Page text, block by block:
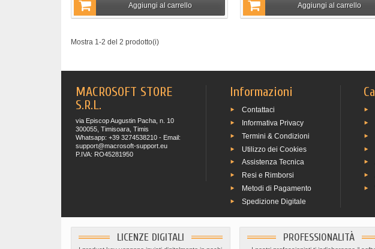
Aggiungi al carrello Aggiungi al carrello
Mostra 1-2 del 2 prodotto(i)
MACROSOFT STORE
S.R.L.
via Episcop Augustin Pacha, n. 10
300055, Timisoara, Timis
Whatsapp: +39 3274538210 - Email:
support@macrosoft-support.eu
P.IVA: RO45281950
Informazioni
Contattaci
Informativa Privacy
Termini & Condizioni
Utilizzo dei Cookies
Assistenza Tecnica
Resi e Rimborsi
Metodi di Pagamento
Spedizione Digitale
LICENZE DIGITALI PROFESSIONALITÀ